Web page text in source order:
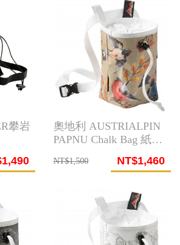
奧地利 AUSTRIALPIN
PAPNU Chalk Bag 紙粉
NT$1,500 NT$1,460